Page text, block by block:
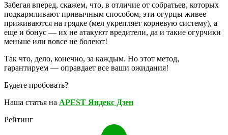
Забегая вперед, скажем, что, в отличие от собратьев, которых
подкармливают привычным способом, эти огурцы живее
приживаются на грядке (мел укрепляет корневую систему), а
еще и бонус — их не атакуют вредители, да и такие огурчики
меньше или вовсе не болеют!
Так что, дело, конечно, за каждым. Но этот метод,
гарантируем — оправдает все ваши ожидания!
Будете пробовать?
Наша статья на APEST Яндекс Дзен
Рейтинг